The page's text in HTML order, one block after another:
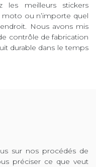
les meilleurs stickers
ou n’importe quel
Nous avons mis
contrôle de fabrication
durable dans le temps
sur nos procédés de
préciser ce que veut